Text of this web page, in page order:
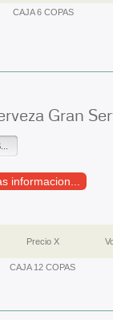
CAJA 6 COPAS
Gran
informacion...
Precio X
CAJA 12 COPAS